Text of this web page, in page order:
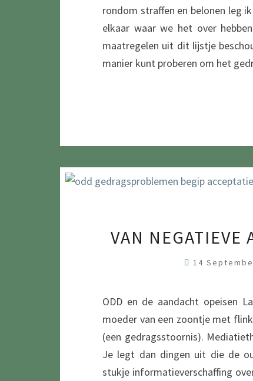
rondom straffen en belonen leg
elkaar waar we het over
maatregelen uit dit lijstje
manier kunt proberen om het
VAN NEGATIEVE
14
ODD en de aandacht opeisen
moeder van een zoontje met
(een gedragsstoornis).
Je legt dan dingen uit die de
stukje informatieverschaffing